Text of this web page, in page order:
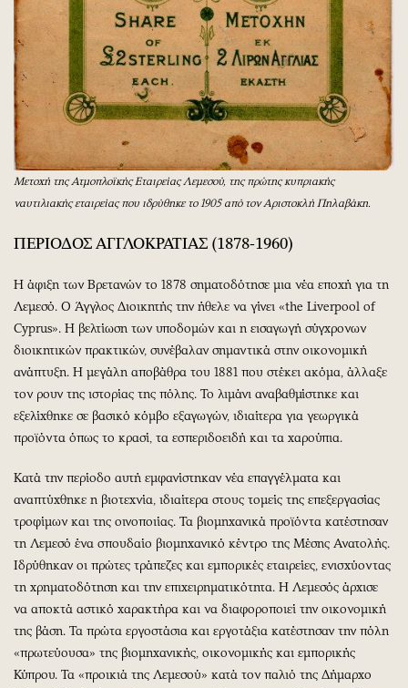
Μετοχή της Ατμοπλοϊκής Εταιρείας Λεμεσού, της πρώτης κυπριακής
ναυτιλιακής εταιρείας που ιδρύθηκε το 1905 από τον Αριστοκλή Πηλαβάκη.
ΠΕΡΙΟΔΟΣ ΑΓΓΛΟΚΡΑΤΙΑΣ (1878-1960)
Η άφιξη των Βρετανών το 1878 σηματοδότησε μια νέα εποχή για τη
Λεμεσό. Ο Άγγλος Διοικητής την ήθελε να γίνει «the Liverpool of
Cyprus». Η βελτίωση των υποδομών και η εισαγωγή σύγχρονων
διοικητικών πρακτικών, συνέβαλαν σημαντικά στην οικονομική
ανάπτυξη. Η μεγάλη αποβάθρα του 1881 που στέκει ακόμα, άλλαξε
τον ρουν της ιστορίας της πόλης. Το λιμάνι αναβαθμίστηκε και
εξελίχθηκε σε βασικό κόμβο εξαγωγών, ιδιαίτερα για γεωργικά
προϊόντα όπως το κρασί, τα εσπεριδοειδή και τα χαρούπια.
Κατά την περίοδο αυτή εμφανίστηκαν νέα επαγγέλματα και
αναπτύχθηκε η βιοτεχνία, ιδιαίτερα στους τομείς της επεξεργασίας
τροφίμων και της οινοποιίας. Τα βιομηχανικά προϊόντα κατέστησαν
τη Λεμεσό ένα σπουδαίο βιομηχανικό κέντρο της Μέσης Ανατολής.
Ιδρύθηκαν οι πρώτες τράπεζες και εμπορικές εταιρείες, ενισχύοντας
τη χρηματοδότηση και την επιχειρηματικότητα. Η Λεμεσός άρχισε
να αποκτά αστικό χαρακτήρα και να διαφοροποιεί την οικονομική
της βάση. Τα πρώτα εργοστάσια και εργοτάξια κατέστησαν την πόλη
«πρωτεύουσα» της βιομηχανικής, οικονομικής και εμπορικής
Κύπρου. Τα «προικιά της Λεμεσού» κατά τον παλιό της Δήμαρχο